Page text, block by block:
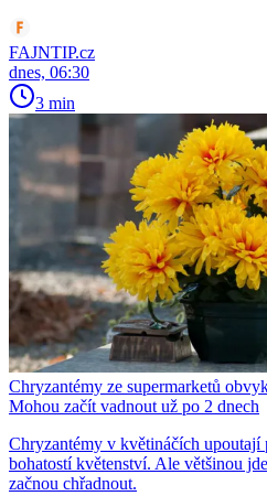
FAJNTIP.cz
dnes, 06:30
3 min
Chryzantémy ze supermarketů
Mohou začít vadnout už po 2 dnech
Chryzantémy v květináčích
bohatostí květenství. Ale většinou
začnou chřadnout.